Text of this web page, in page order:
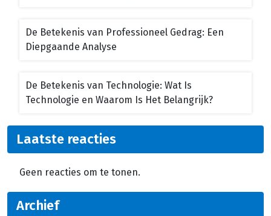
De Betekenis van Professioneel Gedrag: Een
Diepgaande Analyse
De Betekenis van Technologie: Wat Is
Technologie en Waarom Is Het Belangrijk?
Laatste reacties
Geen reacties om te tonen.
Archief